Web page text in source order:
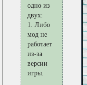
одно из
двух:
1. Либо
мод не
работает
из-за
версии
игры.